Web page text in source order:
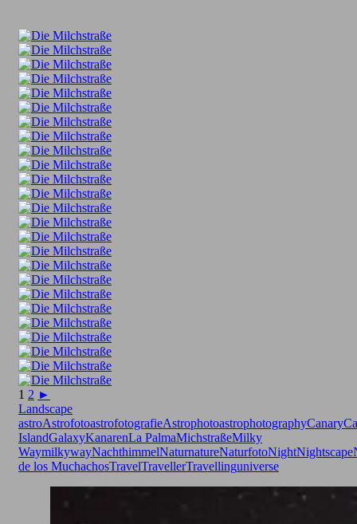
1 2 ►
Landscape
astroAstrofotoastrofotografieAstrophotoastrophotographyCanary
IslandGalaxyKanarenLa PalmaMichstraßeMilky
WaymilkywayNachthimmelNaturnatureNaturfotoNightNightscape
de los MuchachosTravelTravellerTravellinguniverse